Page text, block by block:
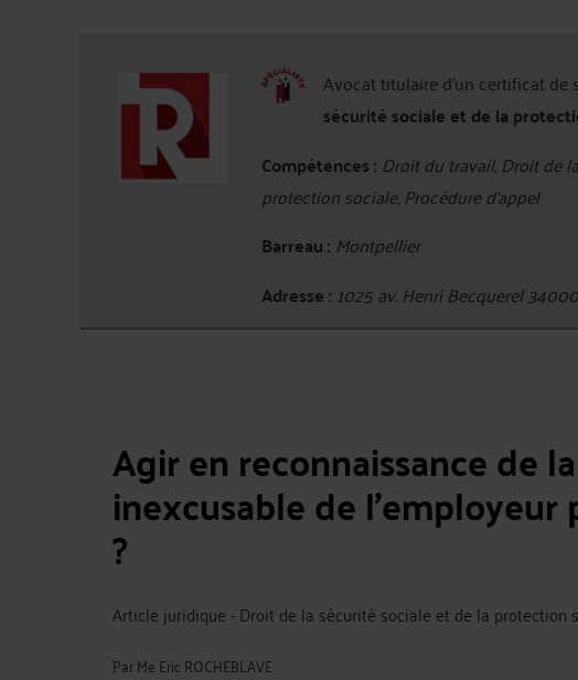
Avocat titulaire d'un certificat de
sécurité sociale et de la
Compétences : Droit du travail, Droit de
protection sociale, Procédure d'appel
Barreau : Montpellier
Adresse : 1025 av. Henri Becquerel
Agir en reconnaissance de
inexcusable de
?
Article juridique - Droit de la sécurité sociale et de la protection
ParMe Eric ROCHEBLAVE